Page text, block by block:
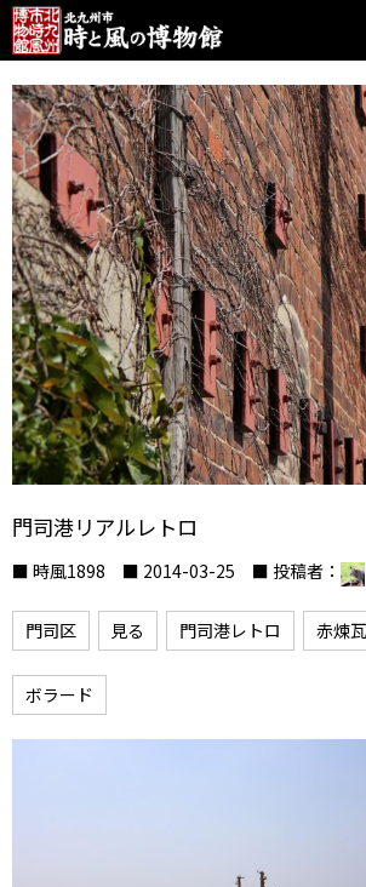
赤煉瓦の壁
門司港リアルレトロ
■ 時風1898 ■ 2014-03-25 ■ 投稿者：
門司区 見る 門司港レトロ 赤煉瓦
ボラード